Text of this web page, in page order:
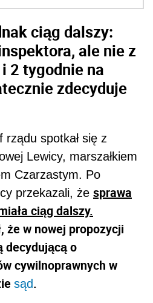
ciąg dalszy:
ale nie z
2 tygodnie na
zdecyduje
rządu spotkał się z
Lewicy, marszałkiem
Czarzastym. Po
przekazali, że sprawa
ciąg dalszy.
że w nowej propozycji
decydującą o
cywilnoprawnych w
sąd.